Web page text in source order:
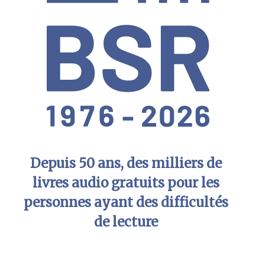
Depuis 50 ans, des milliers de
livres audio gratuits pour les
personnes ayant des difficultés
de lecture